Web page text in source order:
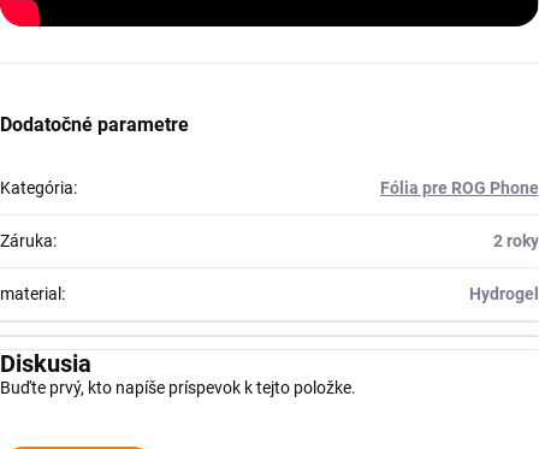
Dodatočné parametre
Kategória: Fólia pre ROG Phone
Záruka: 2 roky
material: Hydrogel
Diskusia
Buďte prvý, kto napíše príspevok k tejto položke.